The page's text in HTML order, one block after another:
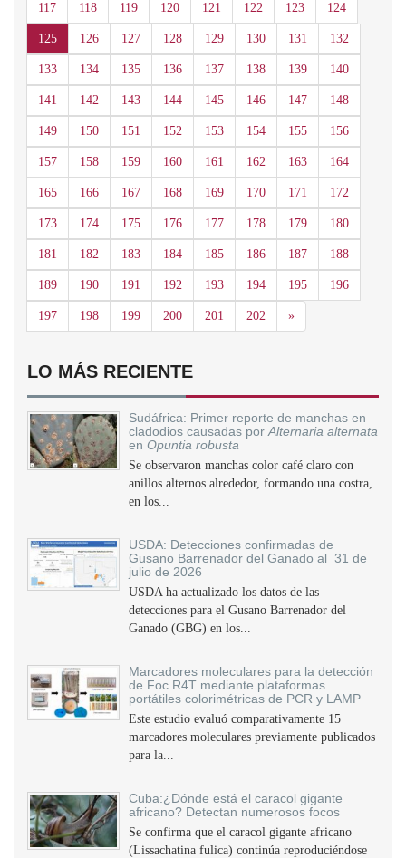
117 118 119 120 121 122 123 124
125 126 127 128 129 130 131 132
133 134 135 136 137 138 139 140
141 142 143 144 145 146 147 148
149 150 151 152 153 154 155 156
157 158 159 160 161 162 163 164
165 166 167 168 169 170 171 172
173 174 175 176 177 178 179 180
181 182 183 184 185 186 187 188
189 190 191 192 193 194 195 196
197 198 199 200 201 202 »Siguiente
LO MÁS RECIENTE
Sudáfrica: Primer reporte de manchas en
cladodios causadas por Alternaria alternata
en Opuntia robusta
Se observaron manchas color café claro con
anillos alternos alrededor, formando una costra,
en los...
USDA: Detecciones confirmadas de
Gusano Barrenador del Ganado al 31 de
julio de 2026
USDA ha actualizado los datos de las
detecciones para el Gusano Barrenador del
Ganado (GBG) en los...
Marcadores moleculares para la detección
de Foc R4T mediante plataformas
portátiles colorimétricas de PCR y LAMP
Este estudio evaluó comparativamente 15
marcadores moleculares previamente publicados
para la...
Cuba:¿Dónde está el caracol gigante
africano? Detectan numerosos focos
Se confirma que el caracol gigante africano
(Lissachatina fulica) continúa reproduciéndose